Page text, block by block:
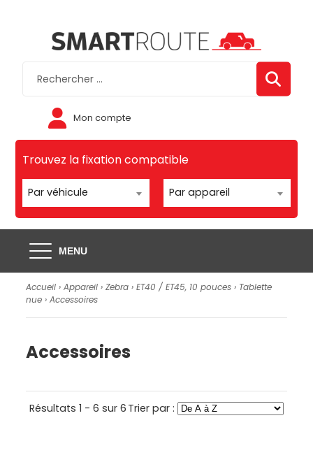
Mon compte
Trouvez la fixation compatible
Par véhicule Par appareil
MENU
Accueil ›Appareil ›Zebra ›ET40 / ET45, 10 pouces › Tablette
nue ›Accessoires
Accessoires
Résultats 1 - 6 sur 6 Trier par :